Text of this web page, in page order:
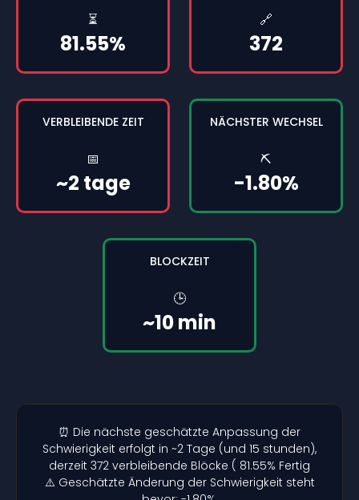
⏳
81.55%
🔗
372
VERBLEIBENDE ZEIT
📅
~2 tage
NÄCHSTER WECHSEL
⛏️
-1.80%
BLOCKZEIT
🕒
~10 min
⏰ Die nächste geschätzte Anpassung der
Schwierigkeit erfolgt in ~2 Tage (und 15 stunden),
derzeit 372 verbleibende Blöcke ( 81.55% Fertig
⚠️ Geschätzte Änderung der Schwierigkeit steht